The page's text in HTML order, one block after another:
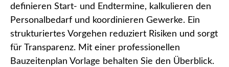
definieren Start- und Endtermine, kalkulieren den
Personalbedarf und koordinieren Gewerke. Ein
strukturiertes Vorgehen reduziert Risiken und sorgt
für Transparenz. Mit einer professionellen
Bauzeitenplan Vorlage behalten Sie den Überblick.